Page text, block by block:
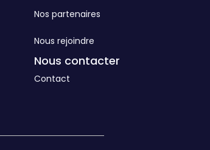
Nos partenaires
Nous rejoindre
Nous contacter
Contact